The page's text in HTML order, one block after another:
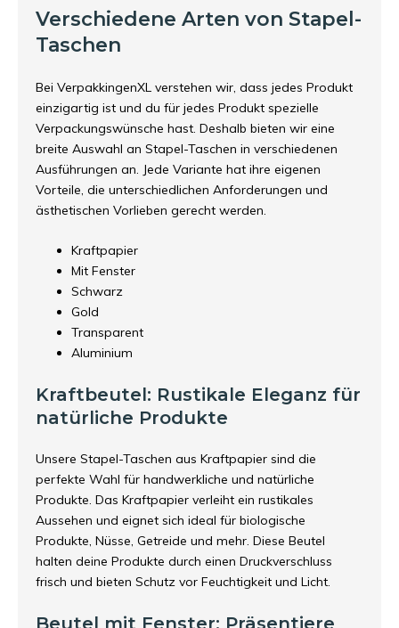
Verschiedene Arten von Stapel-
Taschen
Bei VerpakkingenXL verstehen wir, dass jedes Produkt
einzigartig ist und du für jedes Produkt spezielle
Verpackungswünsche hast. Deshalb bieten wir eine
breite Auswahl an Stapel-Taschen in verschiedenen
Ausführungen an. Jede Variante hat ihre eigenen
Vorteile, die unterschiedlichen Anforderungen und
ästhetischen Vorlieben gerecht werden.
Kraftpapier
Mit Fenster
Schwarz
Gold
Transparent
Aluminium
Kraftbeutel: Rustikale Eleganz für
natürliche Produkte
Unsere Stapel-Taschen aus Kraftpapier sind die
perfekte Wahl für handwerkliche und natürliche
Produkte. Das Kraftpapier verleiht ein rustikales
Aussehen und eignet sich ideal für biologische
Produkte, Nüsse, Getreide und mehr. Diese Beutel
halten deine Produkte durch einen Druckverschluss
frisch und bieten Schutz vor Feuchtigkeit und Licht.
Beutel mit Fenster: Präsentiere